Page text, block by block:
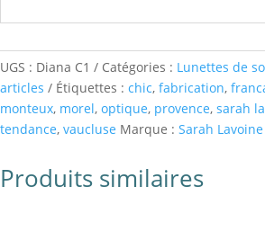
UGS : Diana C1 Catégories : Lunettes de
articles
Étiquettes : chic, fabrication,
monteux, morel, optique, provence, sarah
tendance, vaucluse Marque : Sarah Lavoine
Produits similaires